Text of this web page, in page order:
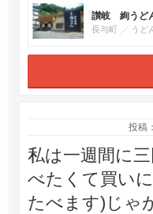
讃岐 絢うど
長与町 うど
投稿
私は一週間に
べたくて買い
たべます)じゃ